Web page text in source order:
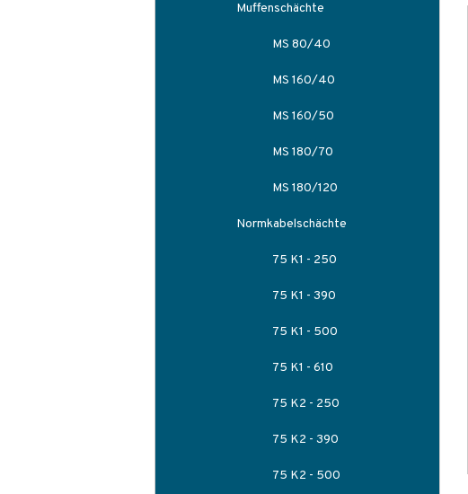
Muffenschächte
MS 80/40
MS 160/40
MS 160/50
MS 180/70
MS 180/120
Normkabelschächte
75 K1 - 250
75 K1 - 390
75 K1 - 500
75 K1 - 610
75 K2 - 250
75 K2 - 390
75 K2 - 500